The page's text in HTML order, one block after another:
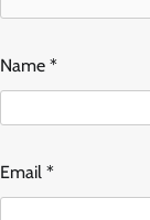
Name *
Email *